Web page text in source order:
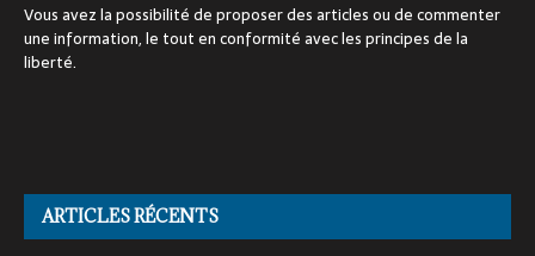
Vous avez la possibilité de proposer des articles ou de commenter
une information, le tout en conformité avec les principes de la
liberté.
ARTICLES RÉCENTS